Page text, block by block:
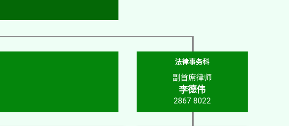
法律事务科
副首席律师
李德伟
2867 8022